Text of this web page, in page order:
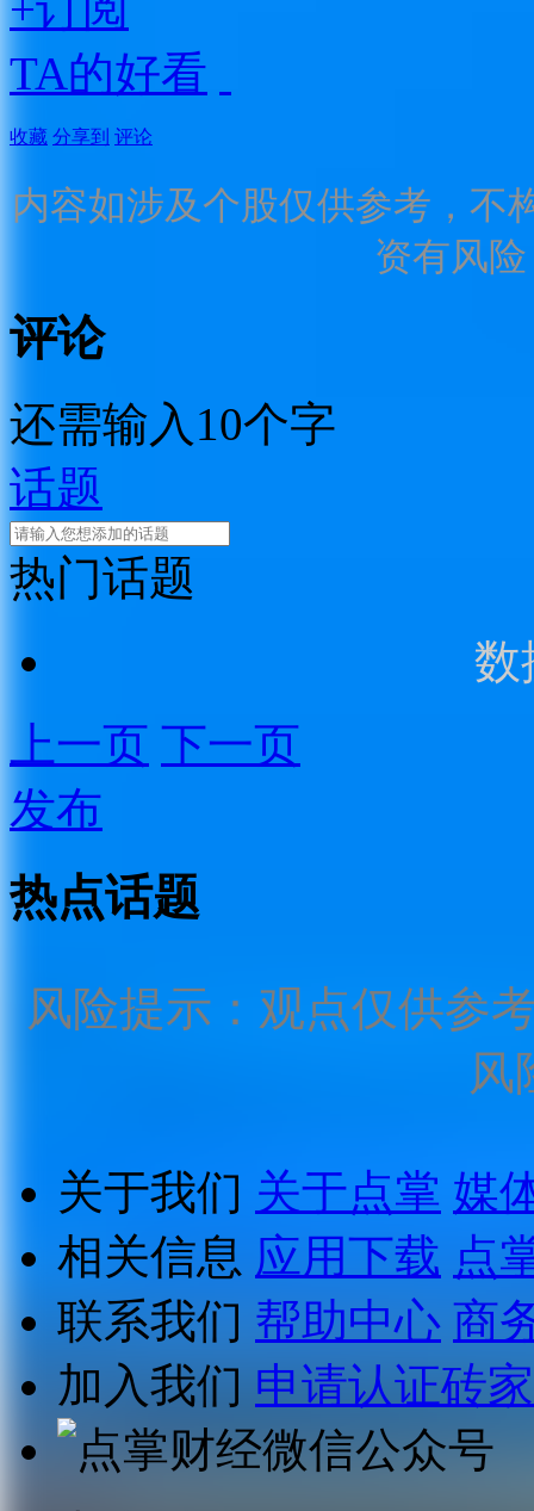
TA的好看
收藏 分享到 评论
内容如涉及个股仅供参考，不
资有风
评论
还需输入10个字
话题
热门话题
数
上一页 下一页
发布
热点话题
风险提示：观点仅供参
风
关于我们 关于点掌 媒
相关信息 应用下载 点
联系我们 帮助中心 商
加入我们 申请认证砖家